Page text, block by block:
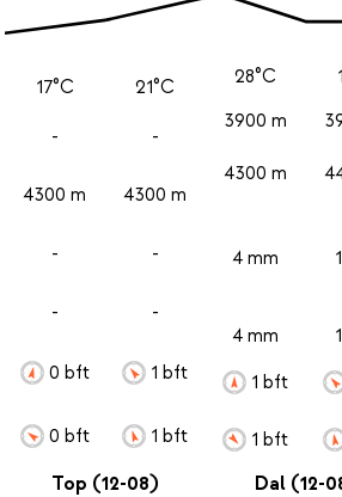
17°C
-
4300 m
-
-
0 bft
0 bft
21°C
-
4300 m
-
-
1 bft
1 bft
28°C
3900 m
4300 m
4 mm
4 mm
1 bft
1 bft
Top (12-08) Dal (12-